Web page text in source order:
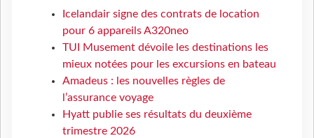
Icelandair signe des contrats de location
pour 6 appareils A320neo
TUI Musement dévoile les destinations les
mieux notées pour les excursions en bateau
Amadeus : les nouvelles règles de
l’assurance voyage
Hyatt publie ses résultats du deuxième
trimestre 2026